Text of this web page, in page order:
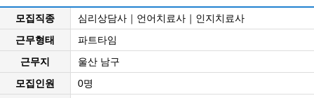
모집직종
심리상담사｜언어치료사｜인지치료사
근무형태
파트타임
근무지
울산 남구
모집인원
0명